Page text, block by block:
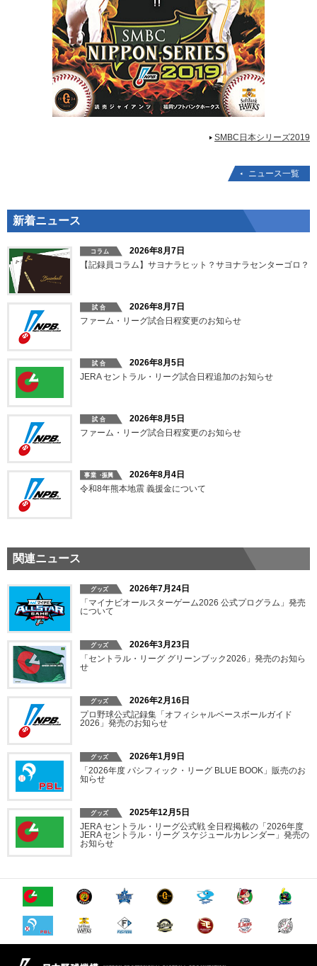
SMBC日本シリーズ2019
ニュース一覧
新着ニュース
2026年8月7日
【記録員コラム】サヨナラヒット？サヨナラセンターゴロ？
2026年8月7日
ファーム・リーグ試合日程変更のお知らせ
2026年8月5日
JERA セントラル・リーグ試合日程追加のお知らせ
2026年8月5日
ファーム・リーグ試合日程変更のお知らせ
2026年8月4日
令和8年熊本地震 義援金について
関連ニュース
2026年7月24日
「マイナビオールスターゲーム2026 公式プログラム」発売
について
2026年3月23日
「セントラル・リーグ グリーンブック2026」発売のお知ら
せ
2026年2月16日
プロ野球公式記録集「オフィシャルベースボールガイド
2026」発売のお知らせ
2026年1月9日
「2026年度 パシフィック・リーグ BLUE BOOK」販売のお
知らせ
2025年12月5日
JERA セントラル・リーグ公式戦 全日程掲載の「2026年度
JERA セントラル・リーグ スケジュールカレンダー」発売の
お知らせ